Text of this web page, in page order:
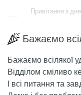
Привітання з
Бажаємо
Бажаємо всілякої
Відділом сміливо
І всі питання та